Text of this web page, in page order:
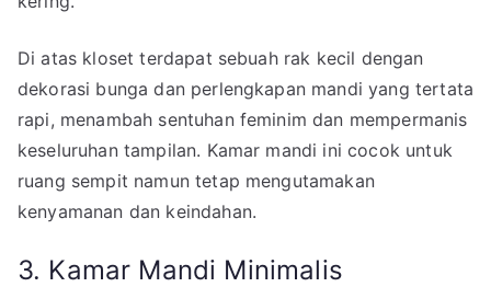
Di atas kloset terdapat sebuah rak kecil dengan
dekorasi bunga dan perlengkapan mandi yang tertata
rapi, menambah sentuhan feminim dan mempermanis
keseluruhan tampilan. Kamar mandi ini cocok untuk
ruang sempit namun tetap mengutamakan
kenyamanan dan keindahan.
3. Kamar Mandi Minimalis